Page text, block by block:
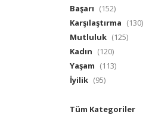
Başarı (152)
Karşılaştırma (130)
Mutluluk (125)
Kadın (120)
Yaşam (113)
İyilik (95)
Tüm Kategoriler